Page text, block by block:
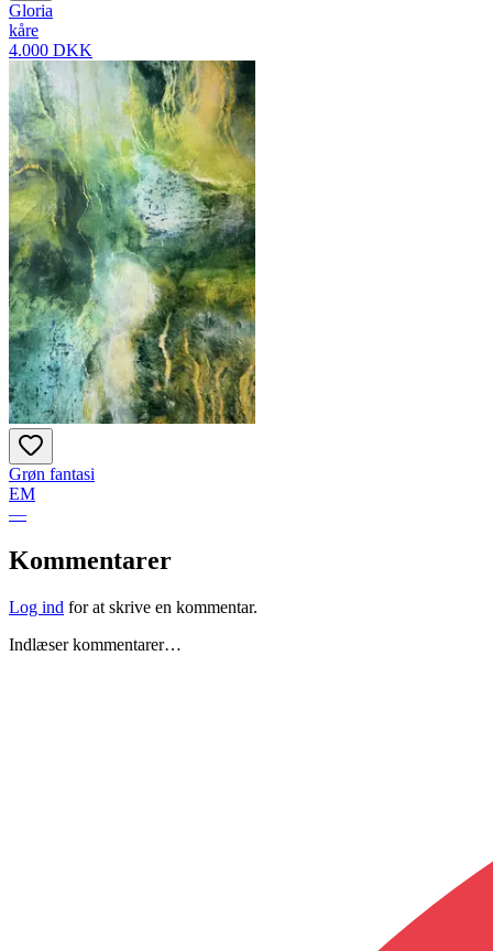
Gloria
kåre
4.000 DKK
Grøn fantasi
EM
—
Kommentarer
Log ind for at skrive en kommentar.
Indlæser kommentarer…